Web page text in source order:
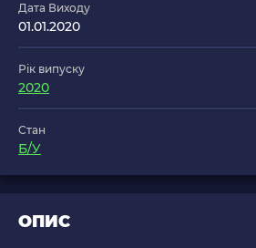
Дата Виходу
01.01.2020
Рік випуску
2020
Стан
Б/У
ОПИС